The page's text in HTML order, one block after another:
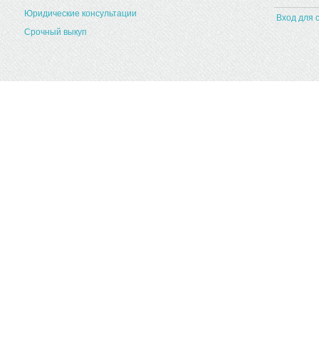
Юридические консультации
Срочный выкуп
Вход для